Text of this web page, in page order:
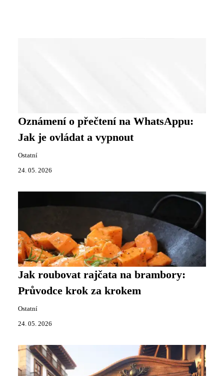
Oznámení o přečtení na WhatsAppu:
Jak je ovládat a vypnout
Ostatní
24. 05. 2026
Jak roubovat rajčata na brambory:
Průvodce krok za krokem
Ostatní
24. 05. 2026